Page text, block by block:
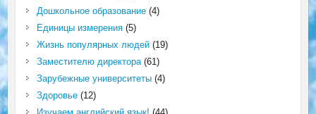
Дошкольное образование(4)
Единицы измерения(5)
Жизнь популярных людей(19)
Заместителю директора(61)
Зарубежные университеты(4)
Здоровье(12)